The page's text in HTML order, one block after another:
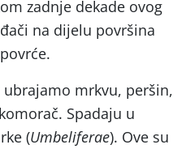
zadnje dekade ovog
na dijelu površina
mrkvu, peršin,
Spadaju u
(Umbeliferae). Ove su